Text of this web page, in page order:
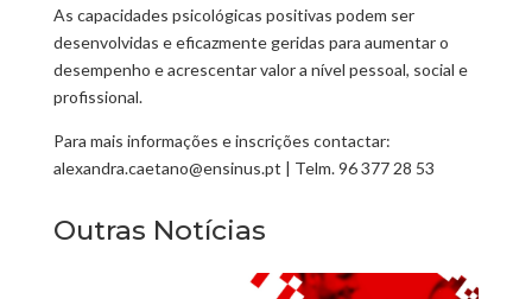
As capacidades psicológicas positivas podem ser
desenvolvidas e eficazmente geridas para aumentar o
desempenho e acrescentar valor a nível pessoal, social e
profissional.
Para mais informações e inscrições contactar:
alexandra.caetano@ensinus.pt | Telm. 96 377 28 53
Outras Notícias